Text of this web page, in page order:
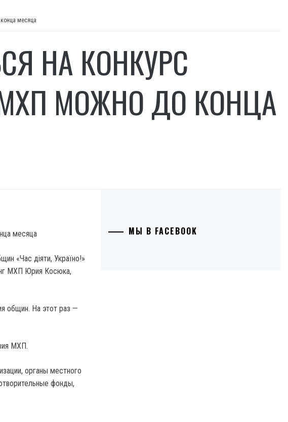
месяца
НА КОНКУРС
МОЖНО ДО КОНЦА
«Час діяти, Україно!»
МХП Юрия Косюка,
общин. На этот раз —
МХП.
органы местного
фонды,
МЫ В FACEBOOK